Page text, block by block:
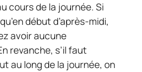
cours de la journée. Si
début d’après-midi,
avoir aucune
revanche, s’il faut
au long de la journée, on